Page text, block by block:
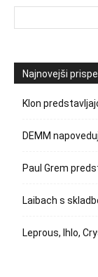
Najnovejši
Klon
DEMM
Paul Grem
Laibach s
Leprous, Ihlo,